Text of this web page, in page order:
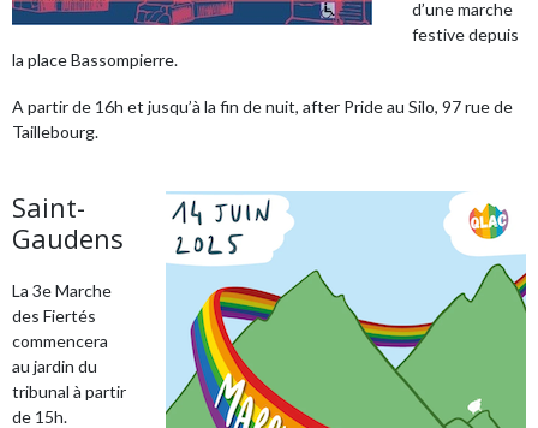
d’une marche
festive depuis
la place Bassompierre.
A partir de 16h et jusqu’à la fin de nuit, after Pride au Silo, 97 rue de
Taillebourg.
Saint-
Gaudens
La 3e Marche
des Fiertés
commencera
au jardin du
tribunal à partir
de 15h.